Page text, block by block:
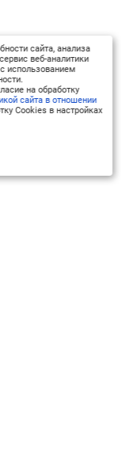
сайта, анализа
веб-аналитики
использованием
на обработку
сайта в отношении
Cookies в настройках